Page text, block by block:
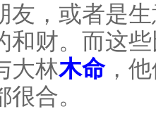
友，或者是
和财。而这
大林木命，
合。